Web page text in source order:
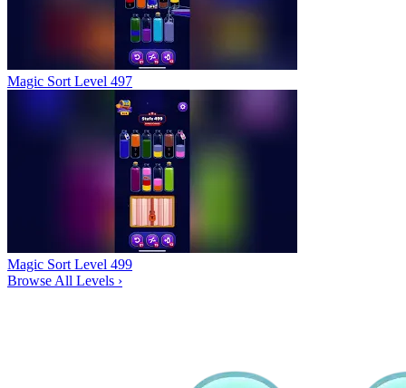
Magic Sort Level 497
Magic Sort Level 499
Browse All Levels ›